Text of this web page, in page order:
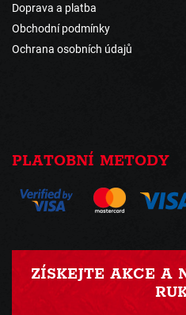
Doprava a platba
Obchodní podmínky
Ochrana osobních údajů
PLATOBNÍ METODY
ZÍSKEJTE AKCE A